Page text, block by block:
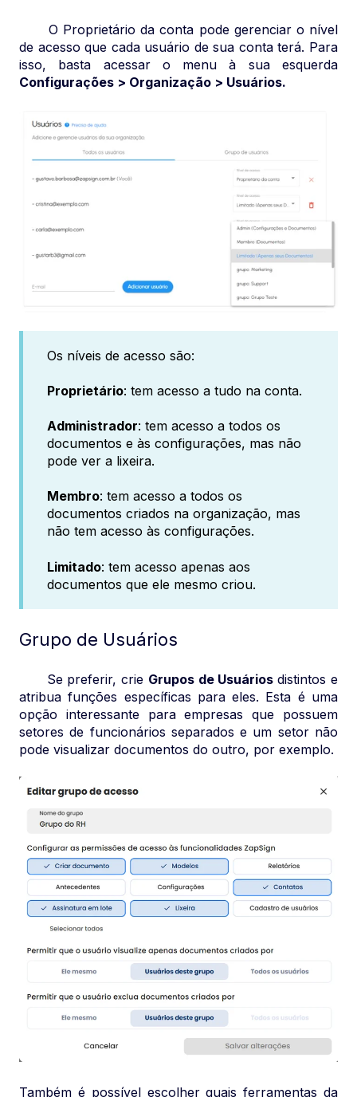
O Proprietário da conta pode gerenciar o nível
de acesso que cada usuário de sua conta terá. Para
isso, basta acessar o menu à sua esquerda
Configurações > Organização > Usuários.
Os níveis de acesso são:
Proprietário: tem acesso a tudo na conta.
Administrador: tem acesso a todos os
documentos e às configurações, mas não
pode ver a lixeira.
Membro: tem acesso a todos os
documentos criados na organização, mas
não tem acesso às configurações.
Limitado: tem acesso apenas aos
documentos que ele mesmo criou.
Grupo de Usuários
Se preferir, crie Grupos de Usuáriosdistintos e
atribua funções específicas para eles. Esta é uma
opção interessante para empresas que possuem
setores de funcionários separados e um setor não
pode visualizar documentos do outro, por exemplo.
Também é possível escolher quais ferramentas da